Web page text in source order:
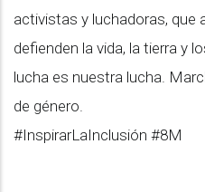
activistas y luchadoras, que
defienden la vida, la tierra y
lucha es nuestra lucha.
de género.
#InspirarLaInclusión #8M